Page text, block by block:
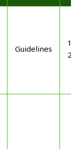
Guidelines